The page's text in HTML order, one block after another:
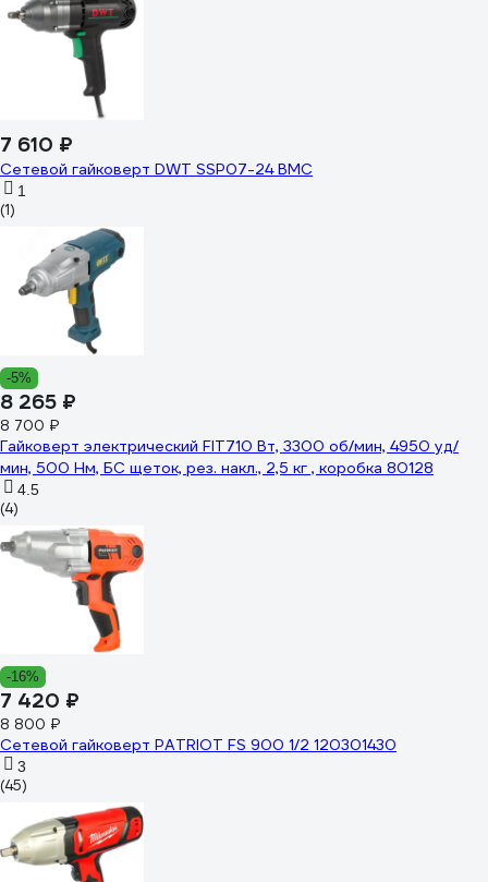
7 610 ₽
Сетевой гайковерт DWT SSP07-24 BMC
1
(1)
-5%
8 265 ₽
8 700 ₽
Гайковерт электрический FIT710 Вт, 3300 об/мин, 4950 уд/
мин, 500 Нм, БС щеток, рез. накл., 2,5 кг , коробка 80128
4.5
(4)
-16%
7 420 ₽
8 800 ₽
Сетевой гайковерт PATRIOT FS 900 1/2 120301430
3
(45)